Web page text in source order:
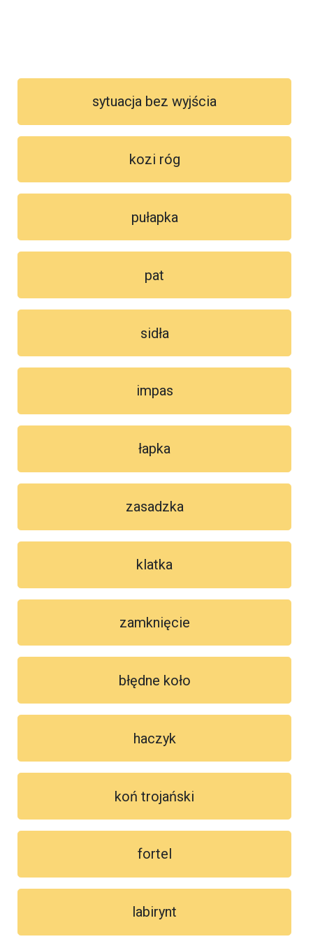
sytuacja bez wyjścia
kozi róg
pułapka
pat
sidła
impas
łapka
zasadzka
klatka
zamknięcie
błędne koło
haczyk
koń trojański
fortel
labirynt